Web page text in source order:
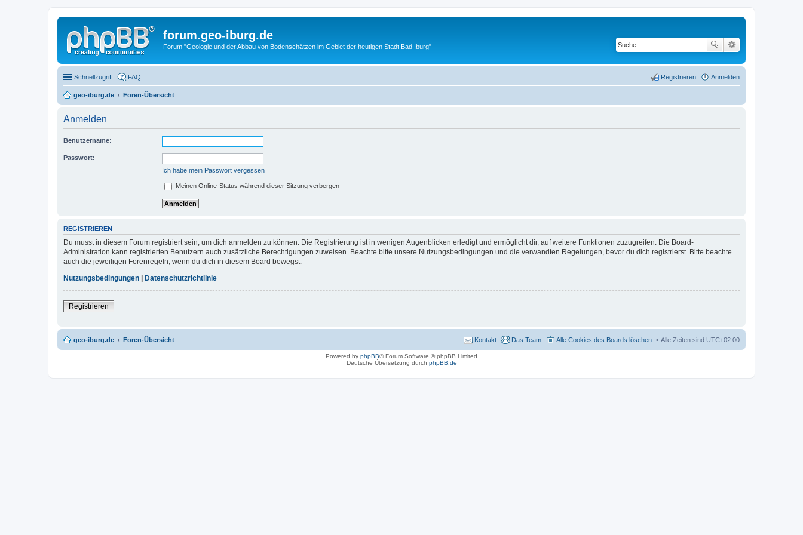
forum.geo-iburg.de
Forum "Geologie und der Abbau von Bodenschätzen im Gebiet der heutigen Stadt Bad Iburg"
Schnellzugriff FAQ Anmelden
Registrieren
geo-iburg.de Foren-Übersicht
Anmelden
Benutzername:
Passwort:
Ich habe mein Passwort vergessen
Meinen Online-Status während dieser Sitzung verbergen
REGISTRIEREN
Du musst in diesem Forum registriert sein, um dich anmelden zu können. Die Registrierung ist in wenigen Augenblicken erledigt und ermöglicht dir, auf weitere Funktionen zuzugreifen. Die Board-
Administration kann registrierten Benutzern auch zusätzliche Berechtigungen zuweisen. Beachte bitte unsere Nutzungsbedingungen und die verwandten Regelungen, bevor du dich registrierst. Bitte beachte
auch die jeweiligen Forenregeln, wenn du dich in diesem Board bewegst.
Nutzungsbedingungen
Datenschutzrichtlinie
Registrieren
geo-iburg.de Foren-Übersicht Alle Zeiten sind UTC+02:00
Alle Cookies des Boards löschen
Das Team
Kontakt
Powered by phpBB® Forum Software © phpBB Limited
Deutsche Übersetzung durch phpBB.de